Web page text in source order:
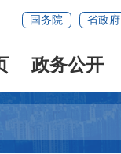
国务院 省政府
政务公开